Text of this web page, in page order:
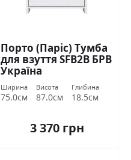
Порто (Паріс) Тумба
для взуття SFB2В БРВ
Україна
Ширина
75.0см
Висота
87.0см
Глибина
18.5см
3 370 грн